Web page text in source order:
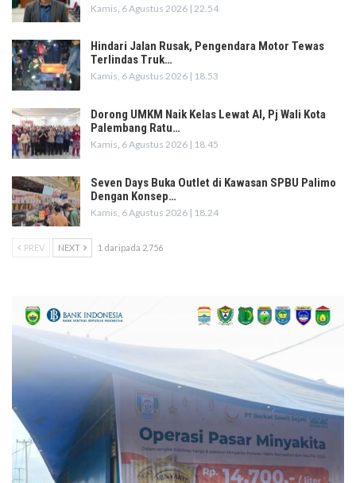
Kamis, 6 Agustus 2026 | 22.54
Hindari Jalan Rusak, Pengendara Motor Tewas
Terlindas Truk…
Kamis, 6 Agustus 2026 | 18.53
Dorong UMKM Naik Kelas Lewat AI, Pj Wali Kota
Palembang Ratu…
Kamis, 6 Agustus 2026 | 18.45
Seven Days Buka Outlet di Kawasan SPBU Palimo
Dengan Konsep…
Kamis, 6 Agustus 2026 | 18.24
PREV NEXT 1 daripada 2.756